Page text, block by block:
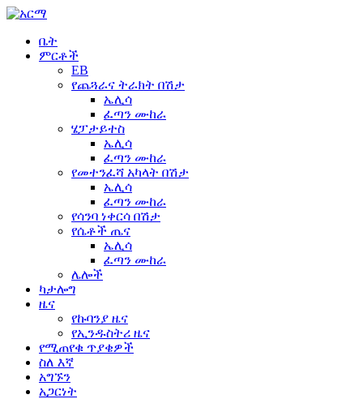
ቤት
ምርቶች
EB
የጨጓራና ትራክት በሽታ
ኤሊሳ
ፈጣን ሙከራ
ሄፓታይተስ
ኤሊሳ
ፈጣን ሙከራ
የመተንፈሻ አካላት በሽታ
ኤሊሳ
ፈጣን ሙከራ
የሳንባ ነቀርሳ በሽታ
የሴቶች ጤና
ኤሊሳ
ፈጣን ሙከራ
ሌሎች
ካታሎግ
ዜና
የኩባንያ ዜና
የኢንዱስትሪ ዜና
የሚጠየቁ ጥያቄዎች
ስለ እኛ
አግኙን
አጋርነት